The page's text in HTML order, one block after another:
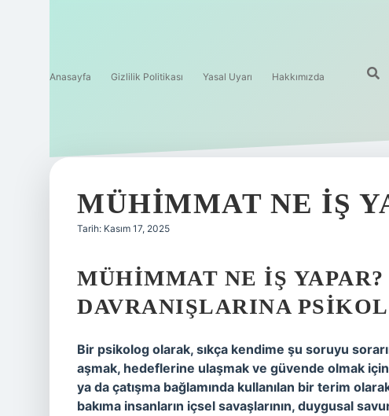
Anasayfa Gizlilik Politikası Yasal Uyarı Hakkımızda
MÜHIMMAT NE IŞ
Tarih: Kasım 17, 2025
MÜHIMMAT NE İŞ YAPAR?
DAVRANIŞLARINA
Bir psikolog olarak, sıkça kendime şu soruyu
aşmak, hedeflerine ulaşmak ve güvende olmak
ya da çatışma bağlamında kullanılan bir terim
bakıma insanların içsel savaşlarının, duygusal